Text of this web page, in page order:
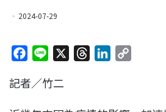
2024-07-29
c
n
記者／竹二